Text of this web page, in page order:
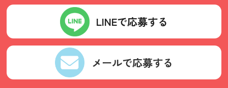
LINEで応募する
メールで応募する